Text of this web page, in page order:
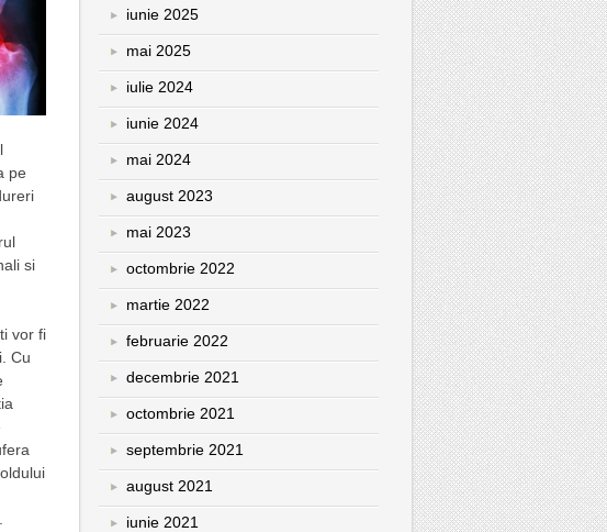
pe
si
vor fi
Cu
iunie 2025
mai 2025
iulie 2024
iunie 2024
mai 2024
august 2023
mai 2023
octombrie 2022
martie 2022
februarie 2022
decembrie 2021
octombrie 2021
septembrie 2021
august 2021
iunie 2021